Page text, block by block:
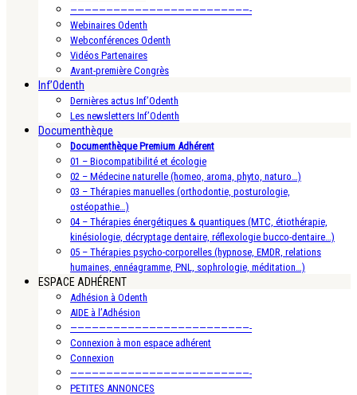
—————————————————————————-
Webinaires Odenth
Webconférences Odenth
Vidéos Partenaires
Avant-première Congrès
Inf’Odenth
Dernières actus Inf’Odenth
Les newsletters Inf’Odenth
Documenthèque
Documenthèque Premium Adhérent
01 – Biocompatibilité et écologie
02 – Médecine naturelle (homeo, aroma, phyto, naturo…)
03 – Thérapies manuelles (orthodontie, posturologie,
ostéopathie…)
04 – Thérapies énergétiques & quantiques (MTC, étiothérapie,
kinésiologie, décryptage dentaire, réflexologie bucco-dentaire…)
05 – Thérapies psycho-corporelles (hypnose, EMDR, relations
humaines, ennéagramme, PNL, sophrologie, méditation…)
ESPACE ADHÉRENT
Adhésion à Odenth
AIDE à l’Adhésion
—————————————————————————-
Connexion à mon espace adhérent
Connexion
—————————————————————————-
PETITES ANNONCES